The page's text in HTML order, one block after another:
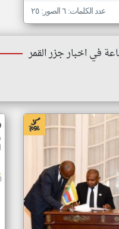
عدد الكلمات: ٦ الصور: ٢٥
في اخبار جزر القمر